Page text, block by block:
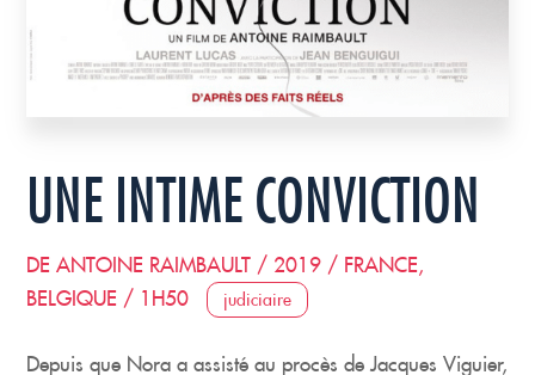
UNE INTIME CONVICTION
DE ANTOINE RAIMBAULT / 2019 / FRANCE,
BELGIQUE / 1H50
judiciaire
Depuis que Nora a assisté au procès de Jacques Viguier,